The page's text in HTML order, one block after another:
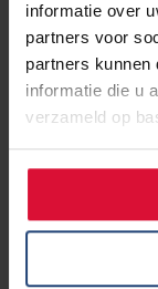
informatie over
partners voor
partners kunnen
informatie die u
verzameld op
In gesprek
Door te vragen
zorgverlener
hij/zij
patiënten met
bij elkaar liggen.
een
kan het ook
samen met de